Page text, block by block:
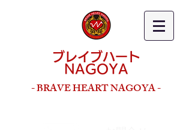
ブレイブハート
NAGOYA
- BRAVE HEART NAGOYA -